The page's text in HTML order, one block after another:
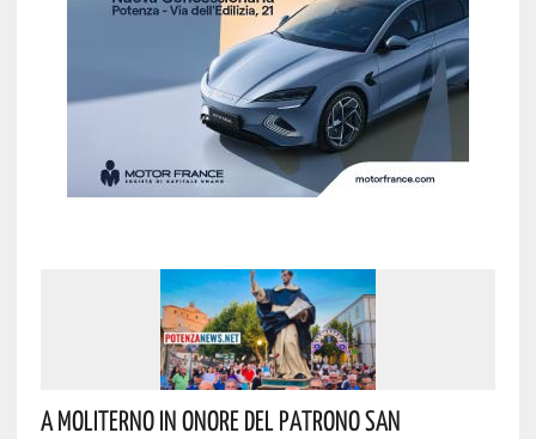
A Moliterno In Onore Del Patrono San